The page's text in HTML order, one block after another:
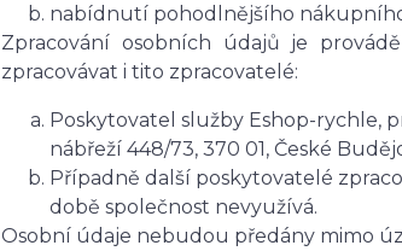
nabídnutí pohodlnějšího
Zpracování osobních údajů je
zpracovávat i tito zpracovatelé:
Poskytovatel služby Eshop-rychle,
nábřeží 448/73, 370 01, České
Případně další poskytovatelé
době společnost nevyužívá.
Osobní údaje nebudou předány mimo